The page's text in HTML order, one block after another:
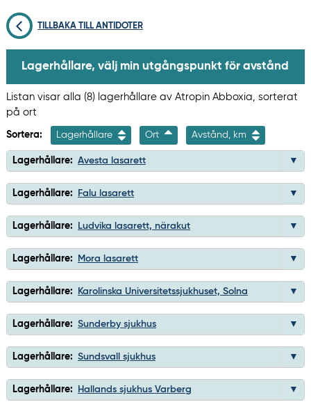
TILLBAKA TILL ANTIDOTER
Lagerhållare, välj min utgångspunkt för avstånd
Listan visar alla (8) lagerhållare av Atropin Abboxia, sorterat
på ort
Sortera: Lagerhållare Ort Avstånd, km
Lagerhållare: Avesta lasarett
Lagerhållare: Falu lasarett
Lagerhållare: Ludvika lasarett, närakut
Lagerhållare: Mora lasarett
Lagerhållare: Karolinska Universitetssjukhuset, Solna
Lagerhållare: Sunderby sjukhus
Lagerhållare: Sundsvall sjukhus
Lagerhållare: Hallands sjukhus Varberg